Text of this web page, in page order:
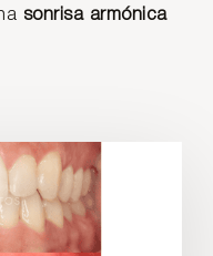
sonrisa armónica